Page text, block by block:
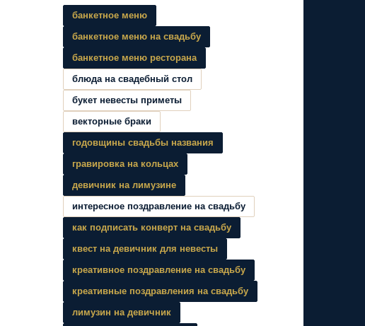
банкетное меню
банкетное меню на свадьбу
банкетное меню ресторана
блюда на свадебный стол
букет невесты приметы
векторные браки
годовщины свадьбы названия
гравировка на кольцах
девичник на лимузине
интересное поздравление на свадьбу
как подписать конверт на свадьбу
квест на девичник для невесты
креативное поздравление на свадьбу
креативные поздравления на свадьбу
лимузин на девичник